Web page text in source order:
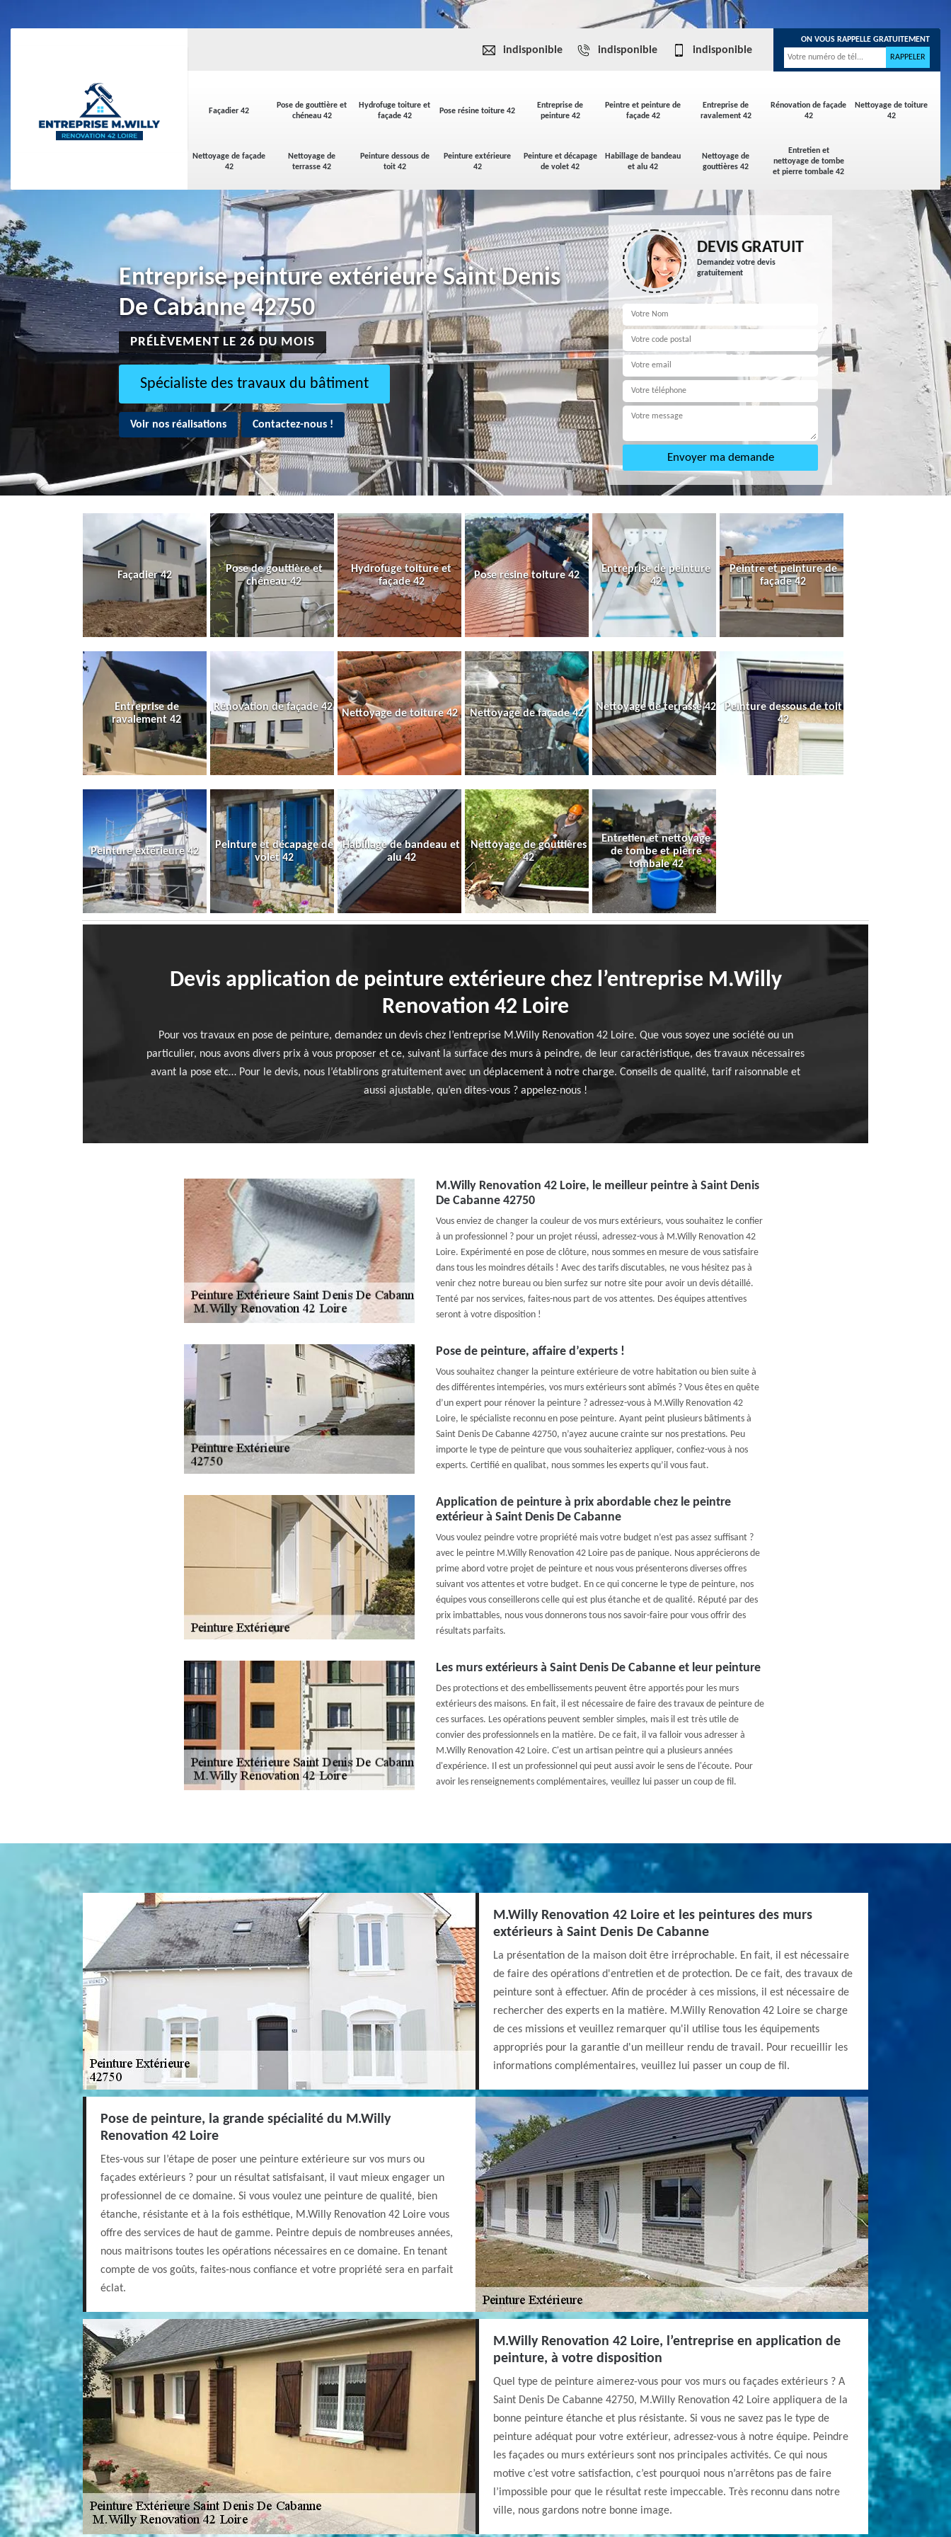
Façadier 42
Pose de gouttière et
chéneau 42
Hydrofuge toiture et
façade 42
Pose résine toiture 42
Entreprise de
peinture 42
Peintre et peinture de
façade 42
Entreprise de
ravalement 42
Rénovation de façade
42
Nettoyage de toiture
42
Nettoyage de façade
42
Nettoyage de
terrasse 42
Peinture dessous de
toit 42
Peinture extérieure
42
Peinture et décapage
de volet 42
Habillage de bandeau
et alu 42
Nettoyage de
gouttières 42
Entretien et
nettoyage de tombe
et pierre tombale 42
indisponible indisponible indisponible
ON VOUS RAPPELLE GRATUITEMENT
Entreprise peinture extérieure Saint Denis
De Cabanne 42750
PRÉLÈVEMENT LE 26 DU MOIS
Spécialiste des travaux du bâtiment
Voir nos réalisations Contactez-nous !
DEVIS GRATUIT
Demandez votre devis
gratuitement
Façadier 42
Pose de gouttière et
chéneau 42
Hydrofuge toiture et
façade 42
Pose résine toiture 42
Entreprise de peinture
42
Peintre et peinture de
façade 42
Entreprise de
ravalement 42
Rénovation de façade 42
Nettoyage de toiture 42 Nettoyage de façade 42
Nettoyage de terrasse 42
Peinture dessous de toit
42
Peinture extérieure 42
Peinture et décapage de
volet 42
Habillage de bandeau et
alu 42
Nettoyage de gouttières
42
Entretien et nettoyage
de tombe et pierre
tombale 42
Devis application de peinture extérieure chez l’entreprise M.Willy
Renovation 42 Loire
Pour vos travaux en pose de peinture, demandez un devis chez l’entreprise M.Willy Renovation 42 Loire. Que vous soyez une société ou un
particulier, nous avons divers prix à vous proposer et ce, suivant la surface des murs à peindre, de leur caractéristique, des travaux nécessaires
avant la pose etc… Pour le devis, nous l’établirons gratuitement avec un déplacement à notre charge. Conseils de qualité, tarif raisonnable et
aussi ajustable, qu’en dites-vous ? appelez-nous !
M.Willy Renovation 42 Loire, le meilleur peintre à Saint Denis
De Cabanne 42750
Vous enviez de changer la couleur de vos murs extérieurs, vous souhaitez le confier
à un professionnel ? pour un projet réussi, adressez-vous à M.Willy Renovation 42
Loire. Expérimenté en pose de clôture, nous sommes en mesure de vous satisfaire
dans tous les moindres détails ! Avec des tarifs discutables, ne vous hésitez pas à
venir chez notre bureau ou bien surfez sur notre site pour avoir un devis détaillé.
Tenté par nos services, faites-nous part de vos attentes. Des équipes attentives
seront à votre disposition !
Pose de peinture, affaire d’experts !
Vous souhaitez changer la peinture extérieure de votre habitation ou bien suite à
des différentes intempéries, vos murs extérieurs sont abîmés ? Vous êtes en quête
d’un expert pour rénover la peinture ? adressez-vous à M.Willy Renovation 42
Loire, le spécialiste reconnu en pose peinture. Ayant peint plusieurs bâtiments à
Saint Denis De Cabanne 42750, n’ayez aucune crainte sur nos prestations. Peu
importe le type de peinture que vous souhaiteriez appliquer, confiez-vous à nos
experts. Certifié en qualibat, nous sommes les experts qu’il vous faut.
Application de peinture à prix abordable chez le peintre
extérieur à Saint Denis De Cabanne
Vous voulez peindre votre propriété mais votre budget n’est pas assez suffisant ?
avec le peintre M.Willy Renovation 42 Loire pas de panique. Nous apprécierons de
prime abord votre projet de peinture et nous vous présenterons diverses offres
suivant vos attentes et votre budget. En ce qui concerne le type de peinture, nos
équipes vous conseillerons celle qui est plus étanche et de qualité. Réputé par des
prix imbattables, nous vous donnerons tous nos savoir-faire pour vous offrir des
résultats parfaits.
Les murs extérieurs à Saint Denis De Cabanne et leur peinture
Des protections et des embellissements peuvent être apportés pour les murs
extérieurs des maisons. En fait, il est nécessaire de faire des travaux de peinture de
ces surfaces. Les opérations peuvent sembler simples, mais il est très utile de
convier des professionnels en la matière. De ce fait, il va falloir vous adresser à
M.Willy Renovation 42 Loire. C'est un artisan peintre qui a plusieurs années
d'expérience. Il est un professionnel qui peut aussi avoir le sens de l'écoute. Pour
avoir les renseignements complémentaires, veuillez lui passer un coup de fil.
M.Willy Renovation 42 Loire et les peintures des murs
extérieurs à Saint Denis De Cabanne
La présentation de la maison doit être irréprochable. En fait, il est nécessaire
de faire des opérations d'entretien et de protection. De ce fait, des travaux de
peinture sont à effectuer. Afin de procéder à ces missions, il est nécessaire de
rechercher des experts en la matière. M.Willy Renovation 42 Loire se charge
de ces missions et veuillez remarquer qu'il utilise tous les équipements
appropriés pour la garantie d'un meilleur rendu de travail. Pour recueillir les
informations complémentaires, veuillez lui passer un coup de fil.
Pose de peinture, la grande spécialité du M.Willy
Renovation 42 Loire
Etes-vous sur l’étape de poser une peinture extérieure sur vos murs ou
façades extérieurs ? pour un résultat satisfaisant, il vaut mieux engager un
professionnel de ce domaine. Si vous voulez une peinture de qualité, bien
étanche, résistante et à la fois esthétique, M.Willy Renovation 42 Loire vous
offre des services de haut de gamme. Peintre depuis de nombreuses années,
nous maitrisons toutes les opérations nécessaires en ce domaine. En tenant
compte de vos goûts, faites-nous confiance et votre propriété sera en parfait
éclat.
M.Willy Renovation 42 Loire, l’entreprise en application de
peinture, à votre disposition
Quel type de peinture aimerez-vous pour vos murs ou façades extérieurs ? A
Saint Denis De Cabanne 42750, M.Willy Renovation 42 Loire appliquera de la
bonne peinture étanche et plus résistante. Si vous ne savez pas le type de
peinture adéquat pour votre extérieur, adressez-vous à notre équipe. Peindre
les façades ou murs extérieurs sont nos principales activités. Ce qui nous
motive c’est votre satisfaction, c’est pourquoi nous n’arrêtons pas de faire
l’impossible pour que le résultat reste impeccable. Très reconnu dans notre
ville, nous gardons notre bonne image.